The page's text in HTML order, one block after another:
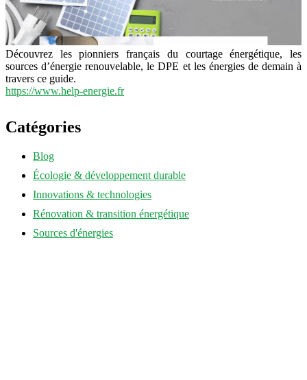
Découvrez les pionniers français du courtage énergétique, les
sources d’énergie renouvelable, le DPE et les énergies de demain à
travers ce guide.
https://www.help-energie.fr
Catégories
Blog
Écologie & développement durable
Innovations & technologies
Rénovation & transition énergétique
Sources d'énergies